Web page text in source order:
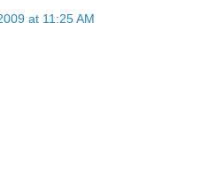
at 11:25 AM